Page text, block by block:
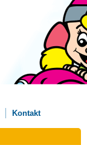
Kontakt